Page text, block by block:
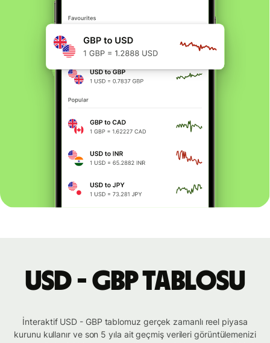
USD - GBP tablosu
İnteraktif USD - GBP tablomuz gerçek zamanlı reel piyasa
kurunu kullanır ve son 5 yıla ait geçmiş verileri görüntülemenizi